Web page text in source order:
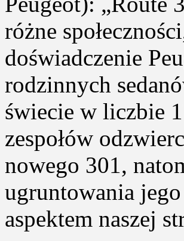
różne
doświadczenie
rodzinnych
świecie w liczbie
zespołów
nowego 301,
ugruntowania
aspektem naszej